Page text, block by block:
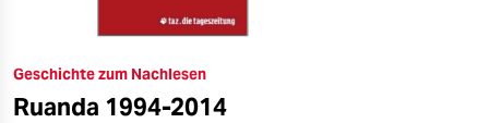
Geschichte zum Nachlesen
Ruanda 1994-2014